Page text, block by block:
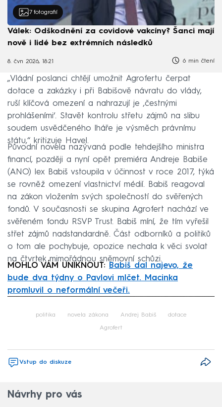
7 fotografií
Válek: Odškodnění za covidové vakcíny? Šanci mají
nově i lidé bez extrémních následků
8. čvn 2026, 18:21 6 min čtení
„Vládní poslanci chtějí umožnit Agrofertu čerpat
dotace a zakázky i při Babišově návratu do vlády,
ruší klíčová omezení a nahrazují je ‚čestnými
prohlášeními‘. Stavět kontrolu střetu zájmů na slibu
soudem usvědčeného lháře je výsměch právnímu
státu,“ kritizuje Havel.
Původní novela nazývaná podle tehdejšího ministra
financí, později a nyní opět premiéra Andreje Babiše
(ANO) lex Babiš vstoupila v účinnost v roce 2017, týká
se rovněž omezení vlastnictví médií. Babiš reagoval
na zákon vložením svých společností do svěřených
fondů. V současnosti se skupina Agrofert nachází ve
svěřeném fondu RSVP Trust. Babiš míní, že tím vyřešil
střet zájmů nadstandardně. Část odborníků a politiků
o tom ale pochybuje, opozice nechala k věci svolat
na čtvrtek mimořádnou sněmovní schůzi.
MOHLO VÁM UNIKNOUT:
Babiš dal najevo, že
bude dva týdny o Pavlovi mlčet. Macinka
promluvil o neformální večeři.
politika novela zákona Andrej Babiš dotace
Agrofert
Vstup do diskuze
Návrhy pro vás